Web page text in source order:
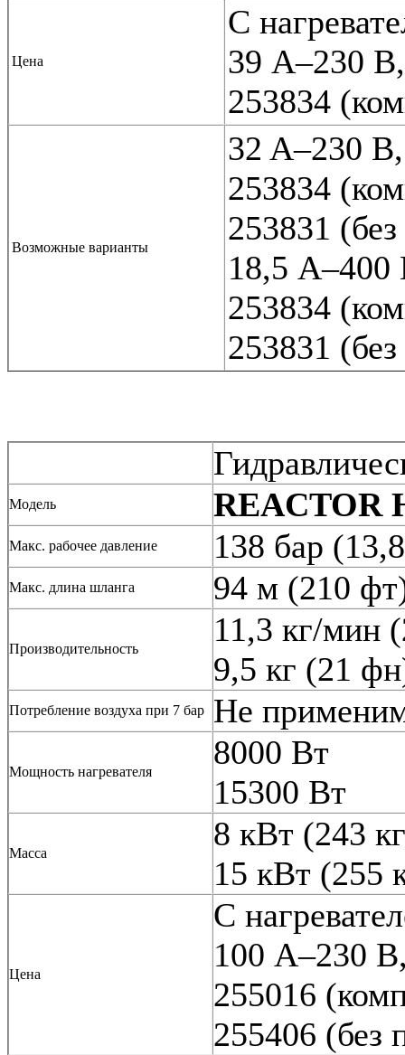
Цена
С
39 A–230
253834
Возможные варианты
32 A–230
253834
253831
18,5 A–400
253834
253831
Модель REACTOR
Макс. рабочее давление 138 бар
Макс. длина шланга 94 м (210
Производительность
11,3 кг/мин
9,5 кг (21
Потребление воздуха при 7 бар Не
Мощность нагревателя
8000 Вт
15300 Вт
Масса
8 кВт (243
15 кВт (255
Цена
С
100 A–230
255016
255406 (без